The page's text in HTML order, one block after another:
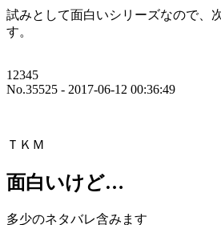
試みとして面白いシリーズなので、
す。
12345
No.35525 - 2017-06-12 00:36:49
ＴＫＭ
面白いけど…
多少のネタバレ含みます